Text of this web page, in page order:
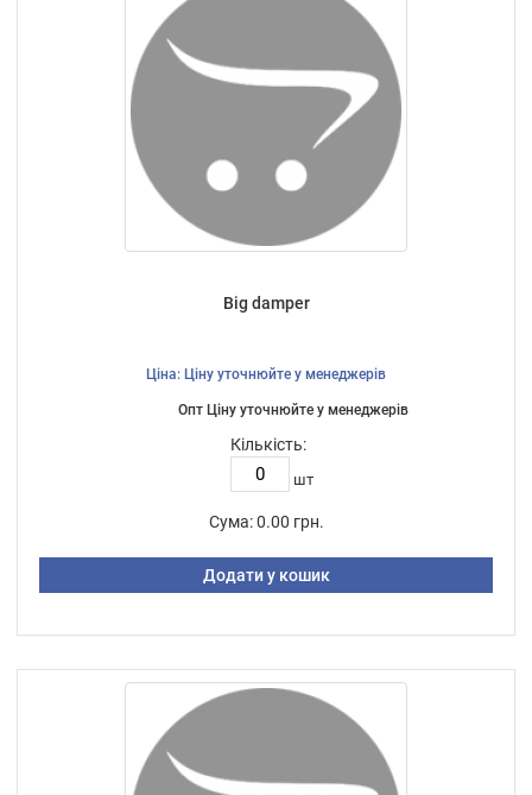
Big damper
Ціна: Ціну уточнюйте у менеджерів
Опт Ціну уточнюйте у менеджерів
Кількість:
шт
Сума: 0.00 грн.
Додати у кошик